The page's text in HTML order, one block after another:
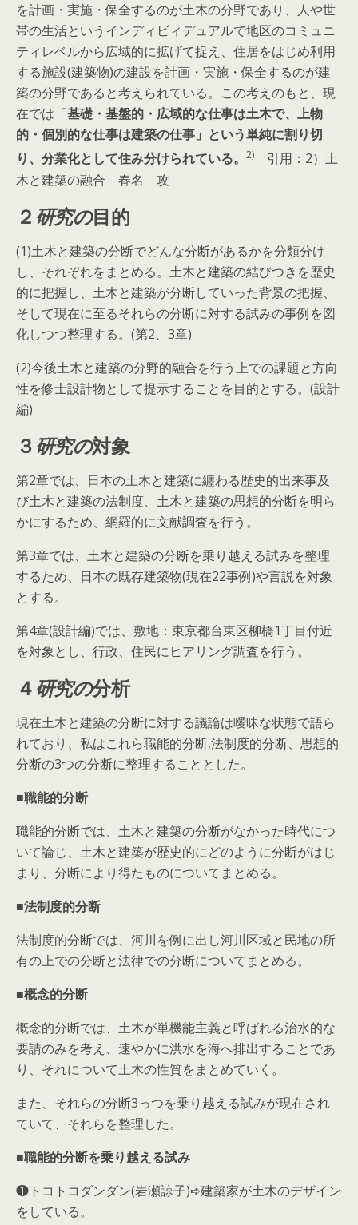
を計画・実施・保全するのが土木の分野であり、人や世
帯の生活というインディビィデュアルで地区のコミュニ
ティレベルから広域的に拡げて捉え、住居をはじめ利用
する施設(建築物)の建設を計画・実施・保全するのが建
築の分野であると考えられている。この考えのもと、現
在では「基礎・基盤的・広域的な仕事は土木で、上物
的・個別的な仕事は建築の仕事」という単純に割り切
り、分業化として住み分けられている。 2)
引用：2）土
木と建築の融合 春名 攻
２研究の目的
(1)土木と建築の分断でどんな分断があるかを分類分け
し、それぞれをまとめる。土木と建築の結びつきを歴史
的に把握し、土木と建築が分断していった背景の把握、
そして現在に至るそれらの分断に対する試みの事例を図
化しつつ整理する。(第2、3章)
(2)今後土木と建築の分野的融合を行う上での課題と方向
性を修士設計物として提示することを目的とする。(設計
編)
３研究の対象
第2章では、日本の土木と建築に纏わる歴史的出来事及
び土木と建築の法制度、土木と建築の思想的分断を明ら
かにするため、網羅的に文献調査を行う。
第3章では、土木と建築の分断を乗り越える試みを整理
するため、日本の既存建築物(現在22事例)や言説を対象
とする。
第4章(設計編)では、敷地：東京都台東区柳橋1丁目付近
を対象とし、行政、住民にヒアリング調査を行う。
４研究の分析
現在土木と建築の分断に対する議論は曖昧な状態で語ら
れており、私はこれら職能的分断,法制度的分断、思想的
分断の3つの分断に整理することとした。
■職能的分断
職能的分断では、土木と建築の分断がなかった時代につ
いて論じ、土木と建築が歴史的にどのように分断がはじ
まり、分断により得たものについてまとめる。
■法制度的分断
法制度的分断では、河川を例に出し河川区域と民地の所
有の上での分断と法律での分断についてまとめる。
■概念的分断
概念的分断では、土木が単機能主義と呼ばれる治水的な
要請のみを考え、速やかに洪水を海へ排出することであ
り、それについて土木の性質をまとめていく。
また、それらの分断3っつを乗り越える試みが現在され
ていて、それらを整理した。
■職能的分断を乗り越える試み
❶トコトコダンダン(岩瀬諒子)➪建築家が土木のデザイン
をしている。